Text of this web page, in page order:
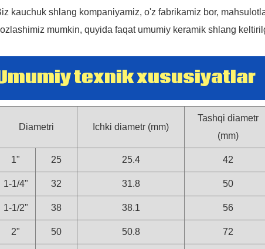
kauchuk shlang kompaniyamiz, o'z fabrikamiz bor,
mumkin, quyida faqat umumiy keramik shlang
texnik xususiyatlar
Diametri Ichki diametr (mm)
Tashqi diametr
(mm)
1" 25 25.4 42
1-1/4" 32 31.8 50
1-1/2" 38 38.1 56
2" 50 50.8 72